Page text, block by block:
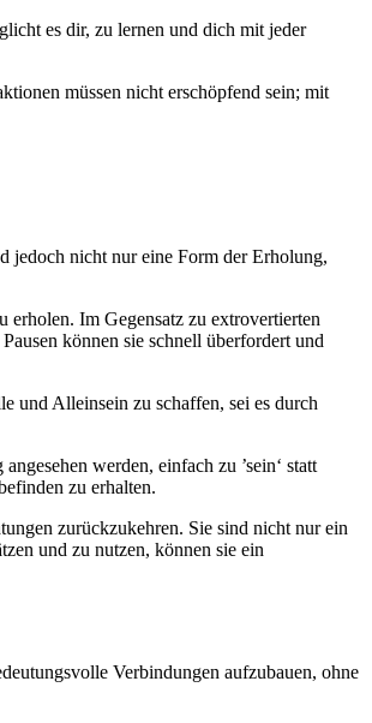
es dir, zu lernen und dich mit jeder
müssen nicht erschöpfend sein; mit
jedoch nicht nur eine Form der Erholung,
erholen. Im Gegensatz zu extrovertierten
können sie schnell überfordert und
und Alleinsein zu schaffen, sei es durch
werden, einfach zu ’sein‘ statt
zu erhalten.
zurückzukehren. Sie sind nicht nur ein
und zu nutzen, können sie ein
Verbindungen aufzubauen, ohne